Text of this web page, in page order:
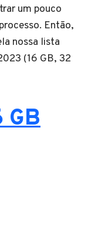
um pouco
Então,
nossa lista
(16 GB, 32
GB